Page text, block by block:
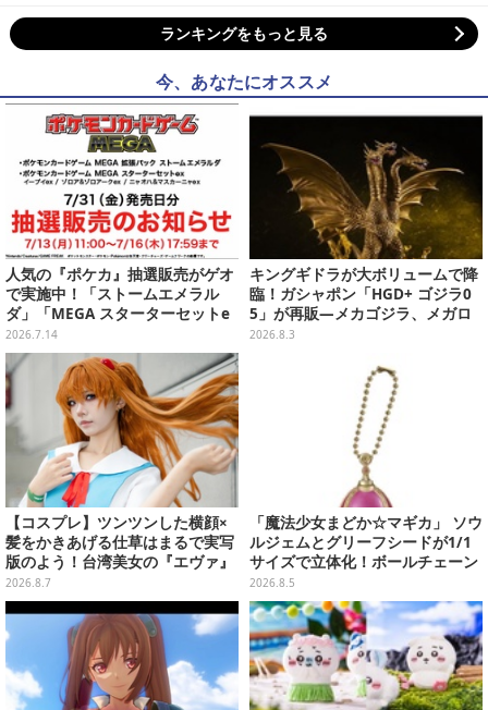
ランキングをもっと見る
今、あなたにオススメ
人気の『ポケカ』抽選販売がゲオ
で実施中！「ストームエメラル
ダ」「MEGA スターターセットe
x」各種の全4商品
2026.7.14
キングギドラが大ボリュームで降
臨！ガシャポン「HGD+ ゴジラ0
5」が再販―メカゴジラ、メガロ
なども揃った全4種
2026.8.3
【コスプレ】ツンツンした横顔×
髪をかきあげる仕草はまるで実写
版のよう！台湾美女の『エヴァ』
制服アスカが美しすぎた【写真8
枚】
2026.8.7
「魔法少女まどか☆マギカ」 ソウ
ルジェムとグリーフシードが1/1
サイズで立体化！ボールチェーン
を外せばフィギュアとして飾れる
ガシャポン全6種
2026.8.5